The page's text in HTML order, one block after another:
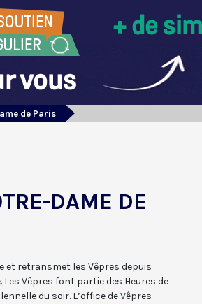
de Paris
DAME DE
et retransmet les Vêpres depuis
Vêpres font partie des Heures de
du soir. L’office de Vêpres